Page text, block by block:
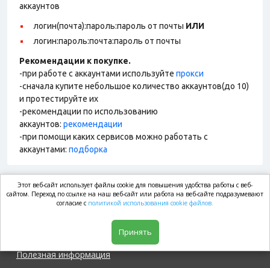
аккаунтов
логин(почта):пароль:пароль от почты ИЛИ
логин:пароль:почта:пароль от почты
Рекомендации к покупке.
-при работе с аккаунтами используйте прокси
-сначала купите небольшое количество аккаунтов(до 10)
и протестируйте их
-рекомендации по использованию
аккаунтов: рекомендации
-при помощи каких сервисов можно работать с
аккаунтами: подборка
market.com
Полезная информация
Этот веб-сайт использует файлы cookie для повышения удобства работы с веб-
сайтом. Переход по ссылке на наш веб-сайт или работа на веб-сайте подразумевают
согласие с политикой использования cookie файлов.
Принять